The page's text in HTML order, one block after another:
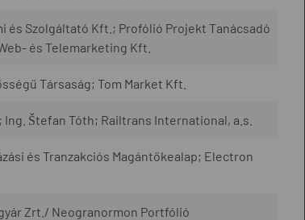
és Szolgáltató Kft.; Profólió Projekt Tanácsadó
és Telemarketing Kft.
Társaság; Tom Market Kft.
Ing. Štefan Tóth; Railtrans International, a.s.
és Tranzakciós Magántőkealap; Electron
Zrt./ Neogranormon Portfólió